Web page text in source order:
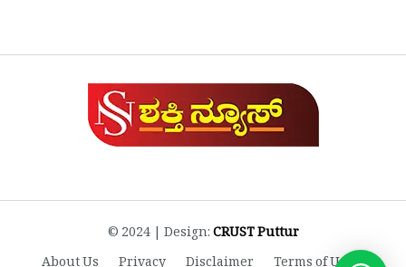
© 2024 | Design:CRUST Puttur